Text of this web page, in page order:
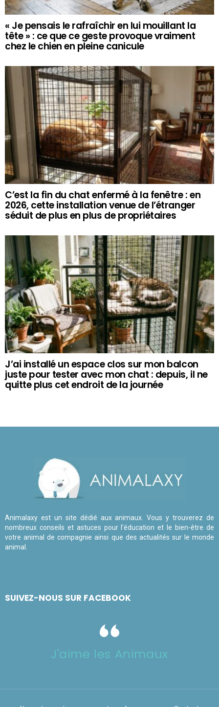
« Je pensais le rafraîchir en lui mouillant la
tête » : ce que ce geste provoque vraiment
chez le chien en pleine canicule
C’est la fin du chat enfermé à la fenêtre : en
2026, cette installation venue de l’étranger
séduit de plus en plus de propriétaires
J’ai installé un espace clos sur mon balcon
juste pour tester avec mon chat : depuis, il ne
quitte plus cet endroit de la journée
Animalaxy est un site dédié aux animaux. Vous y trouverez de
nombreux conseils et astuces pour l'éducation et le bien-être de
votre animal de compagnie ainsi que des actualités sur le monde
animal.
SUIVEZ-NOUS SUR FACEBOOK
J'aime les Animaux